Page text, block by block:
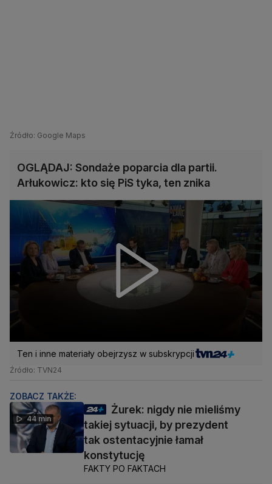
Źródło: Google Maps
OGLĄDAJ: Sondaże poparcia dla partii.
Arłukowicz: kto się PiS tyka, ten znika
Ten i inne materiały obejrzysz w subskrypcji
Źródło: TVN24
ZOBACZ TAKŻE:
44 min
Żurek: nigdy nie mieliśmy
takiej sytuacji, by prezydent
tak ostentacyjnie łamał
konstytucję
FAKTY PO FAKTACH